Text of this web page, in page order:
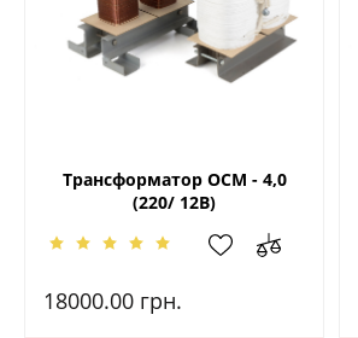
Трансформатор ОСМ - 4,0
(220/ 12В)
18000.00 грн.